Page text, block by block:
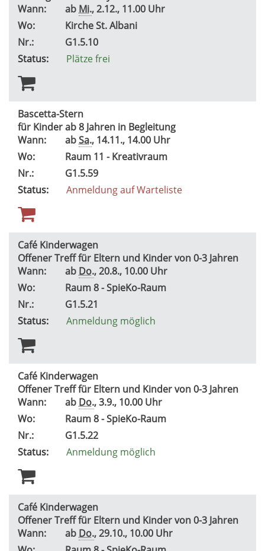
Wann:
ab Mi., 2.12., 11.00 Uhr
Wo:
Kirche St. Albani
Nr.:
G1.5.10
Status:
Plätze frei
Bascetta-Stern
für Kinder ab 8 Jahren in Begleitung
Wann:
abSa., 14.11., 14.00 Uhr
Wo:
Raum 11 - Kreativraum
Nr.:
G1.5.59
Status:
Anmeldung auf Warteliste
Café Kinderwagen
Offener Treff für Eltern und Kinder von 0-3 Jahren
Wann:
ab Do., 20.8., 10.00 Uhr
Wo:
Raum 8 - SpieKo-Raum
Nr.:
G1.5.21
Status:
Anmeldung möglich
Café Kinderwagen
Offener Treff für Eltern und Kinder von 0-3 Jahren
Wann:
ab Do., 3.9., 10.00 Uhr
Wo:
Raum 8 - SpieKo-Raum
Nr.:
G1.5.22
Status:
Anmeldung möglich
Café Kinderwagen
Offener Treff für Eltern und Kinder von 0-3 Jahren
Wann:
ab Do., 29.10., 10.00 Uhr